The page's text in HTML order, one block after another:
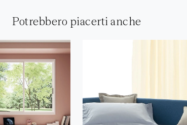
Potrebbero piacerti anche